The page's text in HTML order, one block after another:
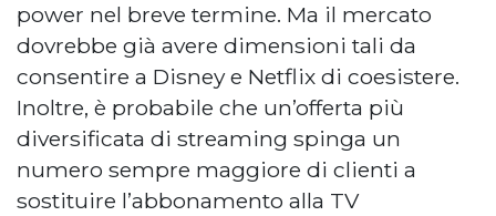
power nel breve termine. Ma il mercato
dovrebbe già avere dimensioni tali da
consentire a Disney e Netflix di coesistere.
Inoltre, è probabile che un’offerta più
diversificata di streaming spinga un
numero sempre maggiore di clienti a
sostituire l’abbonamento alla TV